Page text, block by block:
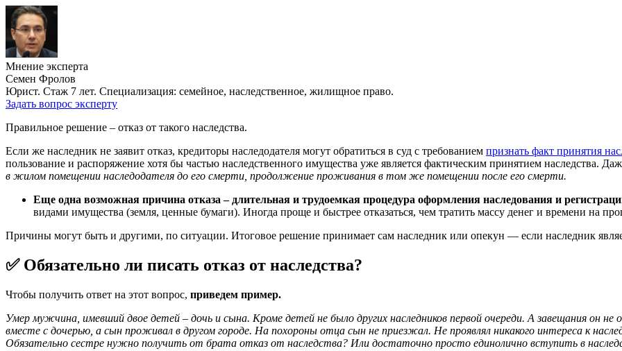
Мнение эксперта
Семен Фролов
Юрист. Стаж 7 лет. Специализация: семейное, наследственное, жилищное право.
Задать вопрос эксперту
Правильное решение – отказ от такого наследства.
Если же наследник не заявит отказ, кредиторы наследодателя могут обратиться в суд с требованием признать факт принятия
пользование и распоряжение хотя бы частью наследственного имущества уже является фактическим принятием наследства.
в жилом помещении наследодателя до его смерти, продолжение проживания в том же помещении после его смерти.
Еще одна возможная причина отказа – длительная и трудоемкая процедура оформления наследования и
видами имущества (земля, ценные бумаги). Иногда проще и быстрее отказаться, чем тратить массу денег и времени на
Причины могут быть и другими, по ситуации. Итоговое решение принимает сам наследник или опекун — если наследник
✅ Обязательно ли писать отказ от наследства?
Чтобы получить ответ на этот вопрос, приведем пример.
Умер мужчина, имевший двое детей – дочь и сына. Кроме детей не было других наследников первой очереди. А завещания он
вместе с дочерью, а сын проживал в другом городе. На похороны отца сын не приезжал. Не проявлял никакого интереса к
Обязательно сестре нужно получить от брата отказ от наследства? Или достаточно просто единолично вступить в